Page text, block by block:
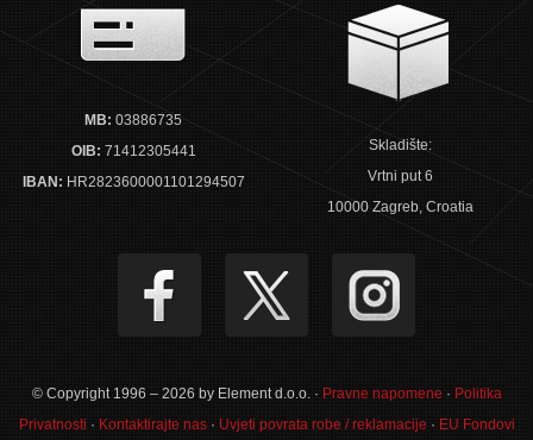
MB: 03886735
OIB: 71412305441
IBAN: HR2823600001101294507
Skladište:
Vrtni put 6
10000 Zagreb, Croatia
© Copyright 1996 – 2026 by Element d.o.o. · Pravne napomene · Politika
Privatnosti · Kontaktirajte nas· Uvjeti povrata robe / reklamacije · EU Fondovi